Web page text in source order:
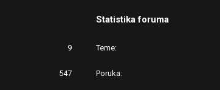
9
547
Statistika foruma
Teme
Poruka